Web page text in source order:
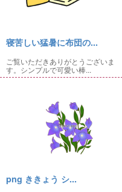
寝苦しい猛暑に布団の...
ご覧いただきありがとうございま
す。シンプルで可愛い棒...
png ききょう シ...